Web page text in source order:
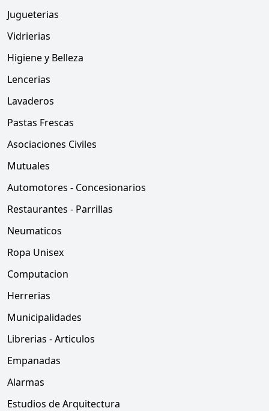
Jugueterias
Vidrierias
Higiene y Belleza
Lencerias
Lavaderos
Pastas Frescas
Asociaciones Civiles
Mutuales
Automotores - Concesionarios
Restaurantes - Parrillas
Neumaticos
Ropa Unisex
Computacion
Herrerias
Municipalidades
Librerias - Articulos
Empanadas
Alarmas
Estudios de Arquitectura